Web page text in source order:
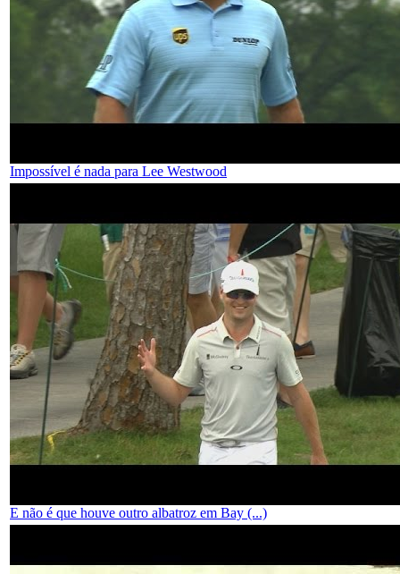
Impossível é nada para Lee Westwood
E não é que houve outro albatroz em Bay (...)